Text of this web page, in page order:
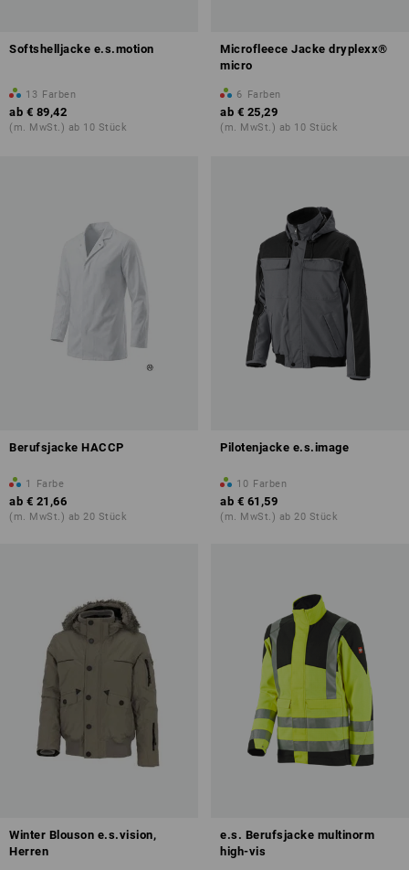
Softshelljacke e.s.motion
13 Farben
ab € 89,42
(m. MwSt.) ab 10 Stück
Microfleece Jacke dryplexx®
micro
6 Farben
ab € 25,29
(m. MwSt.) ab 10 Stück
Berufsjacke HACCP
1 Farbe
ab € 21,66
(m. MwSt.) ab 20 Stück
Pilotenjacke e.s.image
10 Farben
ab € 61,59
(m. MwSt.) ab 20 Stück
Winter Blouson e.s.vision,
Herren
e.s. Berufsjacke multinorm
high-vis